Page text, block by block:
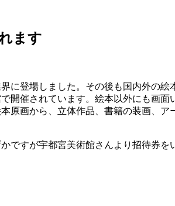
ます
に登場しました。その後も国内外の
開催されています。絵本以外にも画
原画から、立体作品、書籍の装画、
すが宇都宮美術館さんより招待券